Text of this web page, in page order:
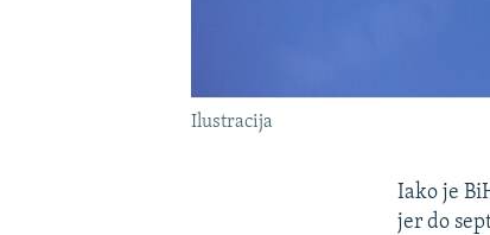
Ilustracija
Iako je
jer do